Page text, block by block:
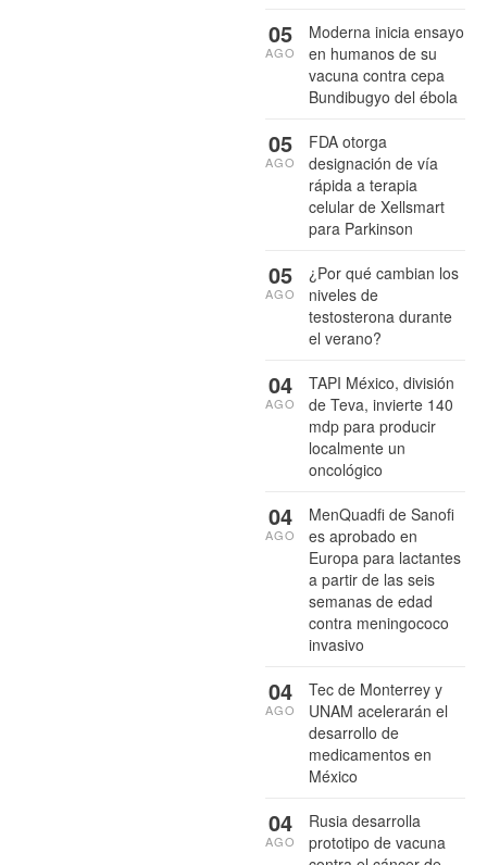
Moderna inicia ensayo
en humanos de su
vacuna contra cepa
Bundibugyo del ébola
05
AGO
FDA otorga
designación de vía
rápida a terapia
celular de Xellsmart
para Parkinson
05
AGO
¿Por qué cambian los
niveles de
testosterona durante
el verano?
05
AGO
TAPI México, división
de Teva, invierte 140
mdp para producir
localmente un
oncológico
04
AGO
MenQuadfi de Sanofi
es aprobado en
Europa para lactantes
a partir de las seis
semanas de edad
contra meningococo
invasivo
04
AGO
Tec de Monterrey y
UNAM acelerarán el
desarrollo de
medicamentos en
México
04
AGO
Rusia desarrolla
prototipo de vacuna
04
AGO